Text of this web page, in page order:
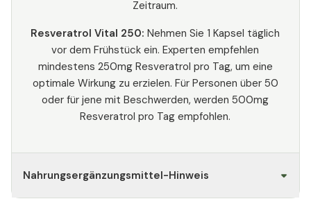
Zeitraum.
Resveratrol Vital 250: Nehmen Sie 1 Kapsel täglich
vor dem Frühstück ein. Experten empfehlen
mindestens 250mg Resveratrol pro Tag, um eine
optimale Wirkung zu erzielen. Für Personen über 50
oder für jene mit Beschwerden, werden 500mg
Resveratrol pro Tag empfohlen.
Nahrungsergänzungsmittel-Hinweis